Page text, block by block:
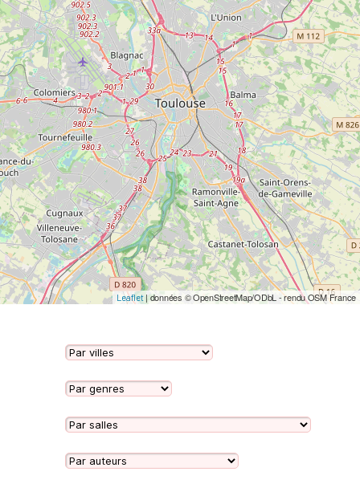
Leaflet| données © OpenStreetMap/ODbL - rendu OSM France